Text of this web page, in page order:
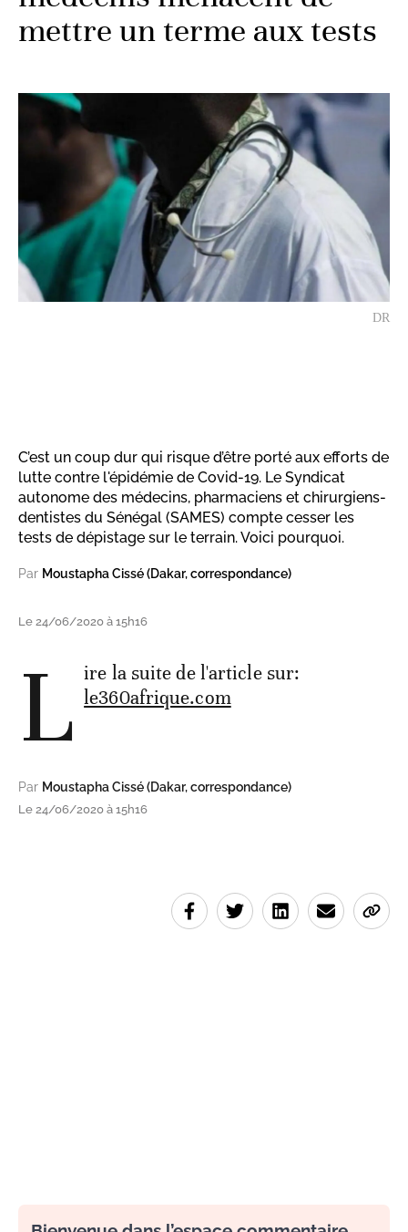
mettre un terme aux tests
DR
C’est un coup dur qui risque d’être porté aux efforts de
lutte contre l'épidémie de Covid-19. Le Syndicat
autonome des médecins, pharmaciens et chirurgiens-
dentistes du Sénégal (SAMES) compte cesser les
tests de dépistage sur le terrain. Voici pourquoi.
Par Moustapha Cissé (Dakar, correspondance)
Le 24/06/2020 à 15h16
L ire la suite de l'article sur:
le360afrique.com
Par Moustapha Cissé (Dakar, correspondance)
Le 24/06/2020 à 15h16